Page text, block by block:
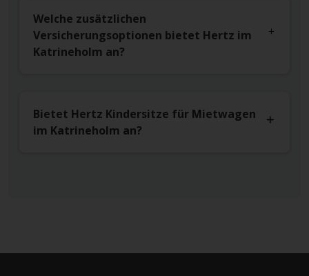
Welche zusätzlichen
Versicherungsoptionen bietet Hertz im
Katrineholm an?
Bietet Hertz Kindersitze für Mietwagen
im Katrineholm an?